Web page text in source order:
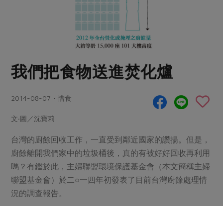
乳製品
米麵雜糧
肉品・水產
調理食材・點心
調味醬料/南北貨 烘焙
保健食品
蛋料理
醬料
湯品．鍋物
漬物
涼拌沙拉
防災用品預購圓滿結束
2026年端午節預購圓滿結束
當季產品
合作25-經典快閃最後一週
合作25-精選產品第四彈
合作25-精選產品第三彈
更多當季產品
議題活動
一籃菜真心話
合作聯合國
樂齡生活 親子食育
關注議題
減硝酸鹽 惜食
非基改運動 支持本土農糧
廢核運動 能源議題
減添加物
合作社組織
員工與求才
產品檢驗
自主把關
檢驗報告
硝酸鹽檢驗
我們把食物送進焚化爐
2014-08-07・惜食
文‧圖／沈寶莉
台灣的廚餘回收工作，一直受到鄰近國家的讚揚。但是，
廚餘離開我們家中的垃圾桶後，真的有被好好回收再利用
嗎？有鑑於此，主婦聯盟環境保護基金會（本文簡稱主婦
聯盟基金會）於二○一四年初發表了目前台灣廚餘處理情
況的調查報告。